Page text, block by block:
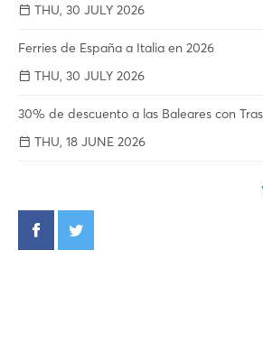
THU, 30 JULY 2026
Ferries de España a Italia en 2026
THU, 30 JULY 2026
30% de descuento a las Baleares con
THU, 18 JUNE 2026